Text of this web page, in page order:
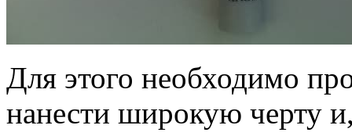
Для этого необходимо
нанести широкую черту